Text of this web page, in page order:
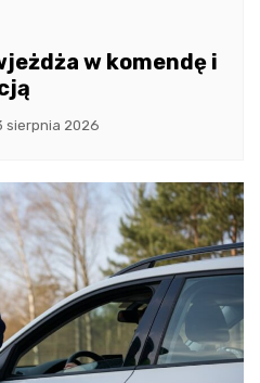
w komendę i
sierpnia 2026